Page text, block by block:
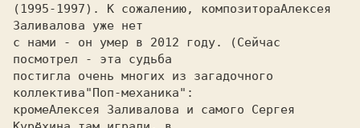
(1995-1997). К сожалению, композитораАлексея
с нами - он умер в 2012 году. (Сейчас
посмотрел - эта судьба
постигла очень многих из загадочного
коллектива
кромеАлексея Заливалова и самого Сергея